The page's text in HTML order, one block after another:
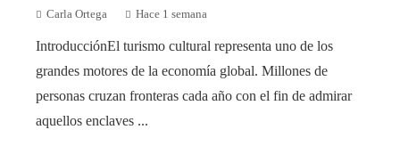
Carla Ortega Hace 1 semana
IntroducciónEl turismo cultural representa uno de los
grandes motores de la economía global. Millones de
personas cruzan fronteras cada año con el fin de admirar
aquellos enclaves ...